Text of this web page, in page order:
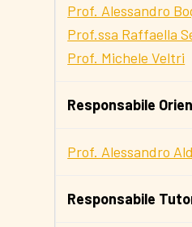
Prof. Alessandro
Prof.ssa Raffaella
Prof. Michele Veltri
Responsabile
Prof. Alessandro
Responsabile